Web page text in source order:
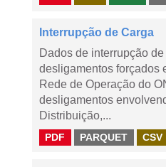
Interrupção de Carga
Dados de interrupção
desligamentos forçados
Rede de Operação do
desligamentos
Distribuição,...
PDF PARQUET CSV